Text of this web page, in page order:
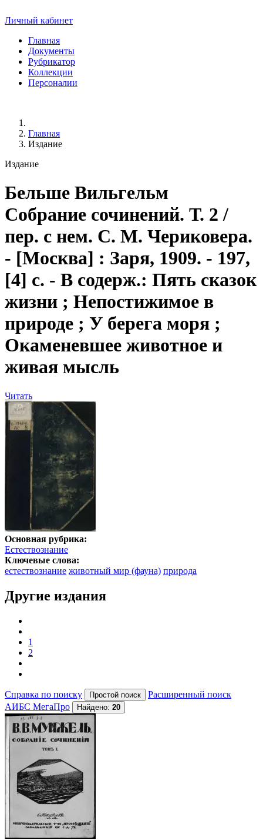
Личный кабинет
Главная
Документы
Рубрикатор
Коллекции
Персоналии
Главная
Издание
Издание
Бельше Вильгельм
Собрание сочинений. Т. 2 /
пер. с нем. С. М. Чериковера.
- [Москва] : Заря, 1909. - 197,
[4] с. - В содерж.: Пять сказок
жизни ; Непостижимое в
природе ; У берега моря ;
Окаменевшее животное и
живая мысль
Читать
Основная рубрика:
Естествознание
Ключевые слова:
естествознание животный мир (фауна) природа
Другие издания
1
2
Справка по поиску
Расширенный поиск
АИБС МегаПро
Найдено: 20